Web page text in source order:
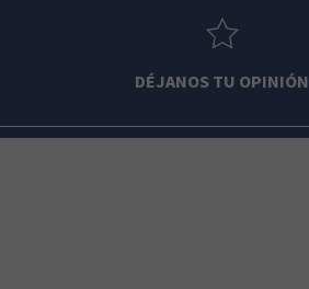
DÉJANOS TU OPINIÓN